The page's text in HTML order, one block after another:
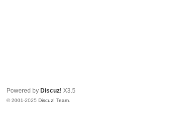
Powered by Discuz! X3.5
© 2001-2025Discuz! Team